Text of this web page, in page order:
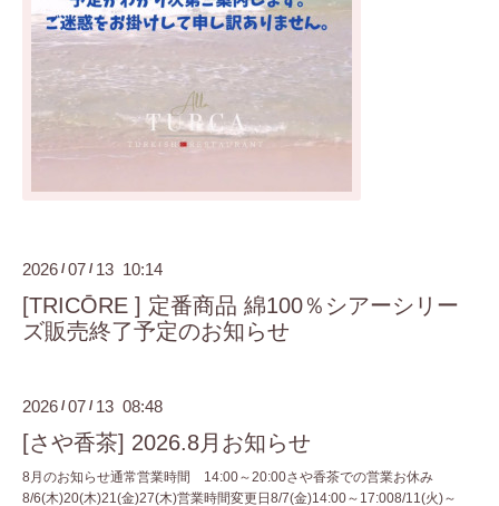
2026 /07 / 13 10:14
[TRICŌRE ] 定番商品 綿100％シアーシリー
ズ販売終了予定のお知らせ
2026 /07 / 13 08:48
[さや香茶] 2026.8月お知らせ
8月のお知らせ通常営業時間 14:00～20:00さや香茶での営業お休み
8/6(木)20(木)21(金)27(木)営業時間変更日8/7(金)14:00～17:008/11(火)～